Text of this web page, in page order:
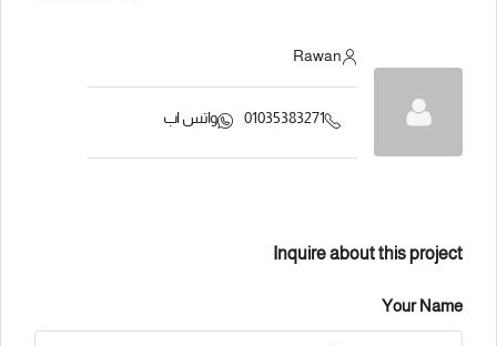
Rawan
01035383271 واتس اب
Inquire about this project
Your Name